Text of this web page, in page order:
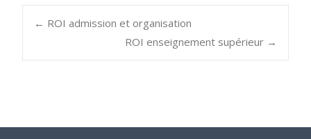
Post
← ROI admission et organisation
ROI enseignement supérieur →